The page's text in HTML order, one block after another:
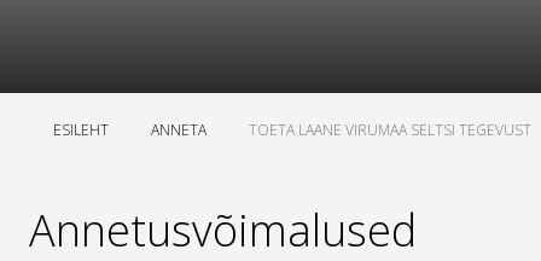
ESILEHT ANNETA TOETA LAANE VIRUMAA SELTSI TEGEVUST
Annetusvõimalused